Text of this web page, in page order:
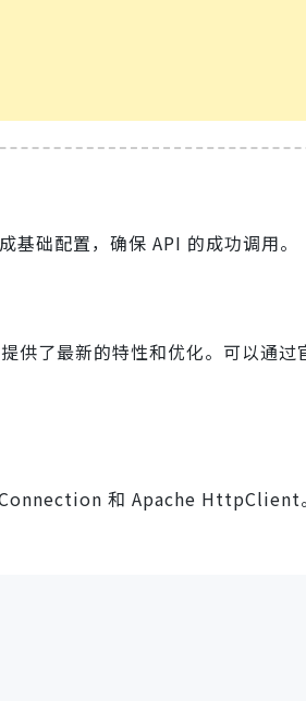
础配置，确保 API 的成功调用。
供了最新的特性和优化。可以通过
和 Apache HttpClient